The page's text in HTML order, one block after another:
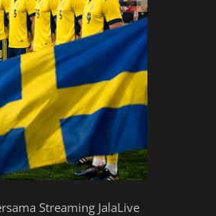
Streaming JalaLive